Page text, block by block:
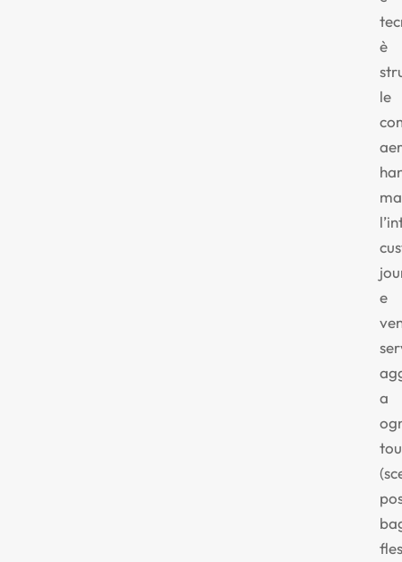
è
le
e
a